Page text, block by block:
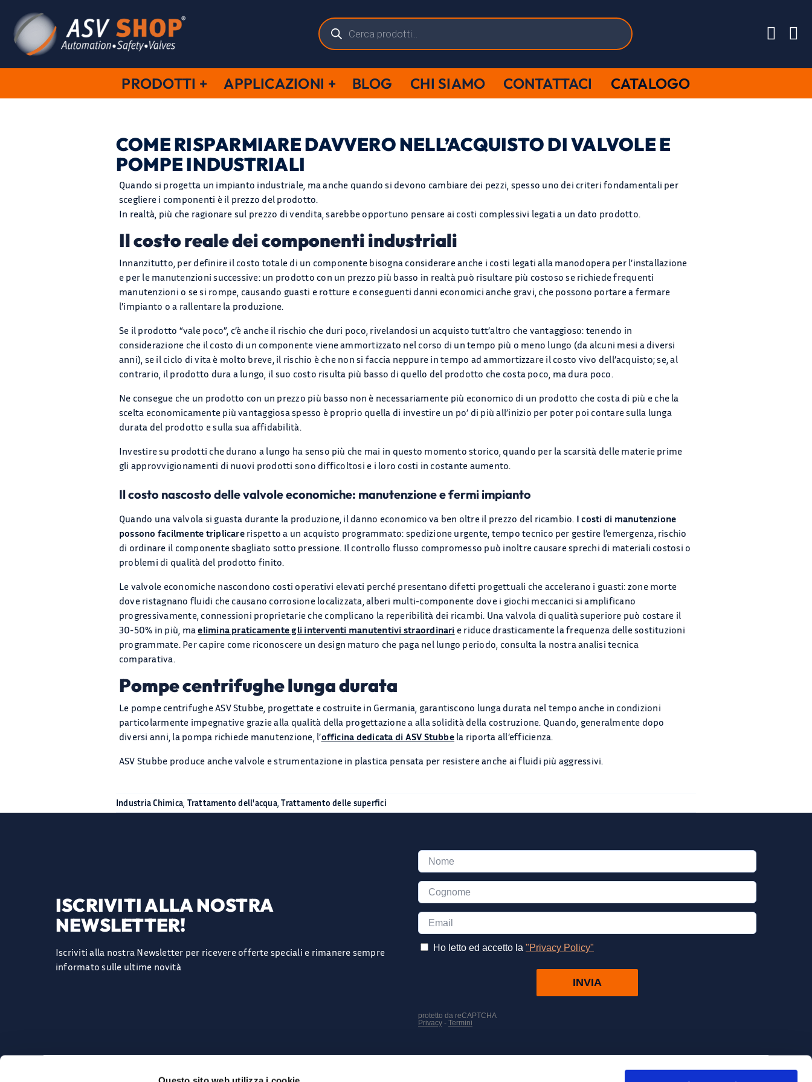
contenuto
Ricerca
prodotti
PRODOTTI APPLICAZIONI BLOG CHI SIAMO CONTATTACI CATALOGO
COME RISPARMIARE DAVVERO NELL’ACQUISTO DI VALVOLE E
POMPE INDUSTRIALI
Quando si progetta un impianto industriale, ma anche quando si devono cambiare dei pezzi, spesso uno dei criteri fondamentali per
scegliere i componenti è il prezzo del prodotto.
In realtà, più che ragionare sul prezzo di vendita, sarebbe opportuno pensare ai costi complessivi legati a un dato prodotto.
Il costo reale dei componenti industriali
Innanzitutto, per definire il costo totale di un componente bisogna considerare anche i costi legati alla manodopera per l’installazione
e per le manutenzioni successive: un prodotto con un prezzo più basso in realtà può risultare più costoso se richiede frequenti
manutenzioni o se si rompe, causando guasti e rotture e conseguenti danni economici anche gravi, che possono portare a fermare
l’impianto o a rallentare la produzione.
Se il prodotto “vale poco”, c’è anche il rischio che duri poco, rivelandosi un acquisto tutt’altro che vantaggioso: tenendo in
considerazione che il costo di un componente viene ammortizzato nel corso di un tempo più o meno lungo (da alcuni mesi a diversi
anni), se il ciclo di vita è molto breve, il rischio è che non si faccia neppure in tempo ad ammortizzare il costo vivo dell’acquisto; se, al
contrario, il prodotto dura a lungo, il suo costo risulta più basso di quello del prodotto che costa poco, ma dura poco.
Ne consegue che un prodotto con un prezzo più basso non è necessariamente più economico di un prodotto che costa di più e che la
scelta economicamente più vantaggiosa spesso è proprio quella di investire un po’ di più all’inizio per poter poi contare sulla lunga
durata del prodotto e sulla sua affidabilità.
Investire su prodotti che durano a lungo ha senso più che mai in questo momento storico, quando per la scarsità delle materie prime
gli approvvigionamenti di nuovi prodotti sono difficoltosi e i loro costi in costante aumento.
Il costo nascosto delle valvole economiche: manutenzione e fermi impianto
Quando una valvola si guasta durante la produzione, il danno economico va ben oltre il prezzo del ricambio. I costi di manutenzione
possono facilmente triplicarerispetto a un acquisto programmato: spedizione urgente, tempo tecnico per gestire l’emergenza, rischio
di ordinare il componente sbagliato sotto pressione. Il controllo flusso compromesso può inoltre causare sprechi di materiali costosi o
problemi di qualità del prodotto finito.
Le valvole economiche nascondono costi operativi elevati perché presentano difetti progettuali che accelerano i guasti: zone morte
dove ristagnano fluidi che causano corrosione localizzata, alberi multi-componente dove i giochi meccanici si amplificano
progressivamente, connessioni proprietarie che complicano la reperibilità dei ricambi. Una valvola di qualità superiore può costare il
30-50% in più, maelimina praticamente gli interventi manutentivi straordinari e riduce drasticamente la frequenza delle sostituzioni
programmate. Per capire come riconoscere un design maturo che paga nel lungo periodo, consulta la nostra analisi tecnica
comparativa.
Pompe centrifughe lunga durata
Le pompe centrifughe ASV Stubbe, progettate e costruite in Germania, garantiscono lunga durata nel tempo anche in condizioni
particolarmente impegnative grazie alla qualità della progettazione a alla solidità della costruzione. Quando, generalmente dopo
diversi anni, la pompa richiede manutenzione, l’officina dedicata di ASV Stubbela riporta all’efficienza.
ASV Stubbe produce anche valvole e strumentazione in plastica pensata per resistere anche ai fluidi più aggressivi.
Industria Chimica Trattamento dell'acqua,Trattamento delle superfici
ISCRIVITI ALLA NOSTRA
NEWSLETTER!
Iscriviti alla nostra Newsletter per ricevere offerte speciali e rimanere sempre
informato sulle ultime novità
ACCETTIAMO